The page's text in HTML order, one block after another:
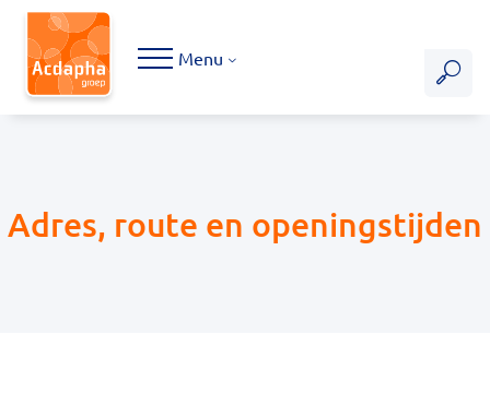
Hoofdmenu
Menu
Adres, route en openingstijden